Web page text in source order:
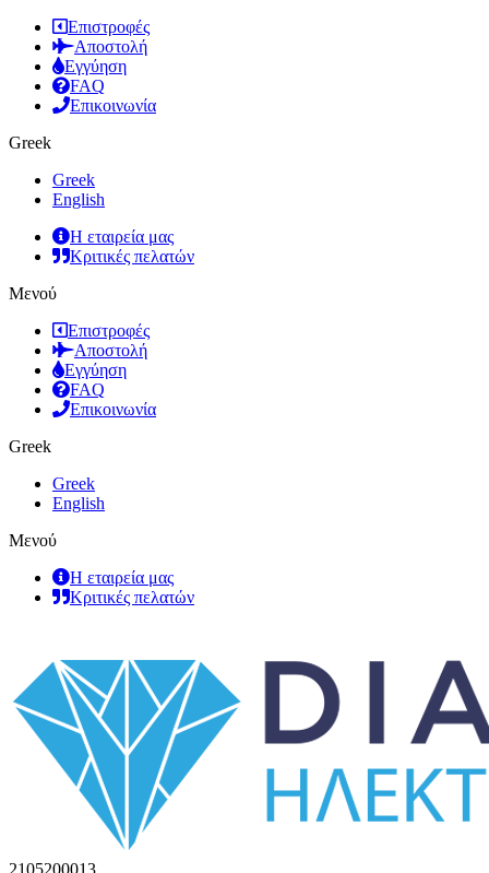
Επιστροφές
Αποστολή
Εγγύηση
FAQ
Επικοινωνία
Greek
Greek
English
Η εταιρεία μας
Κριτικές πελατών
Μενού
Επιστροφές
Αποστολή
Εγγύηση
FAQ
Επικοινωνία
Greek
Greek
English
Μενού
Η εταιρεία μας
Κριτικές πελατών
2105200013